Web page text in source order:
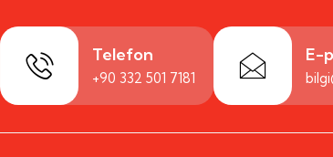
Telefon
+90 332 501 7181
E-